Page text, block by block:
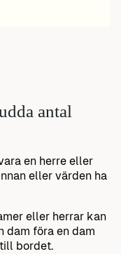
antal
en herre eller
eller värden ha
eller herrar kan
dam föra en dam
bordet.